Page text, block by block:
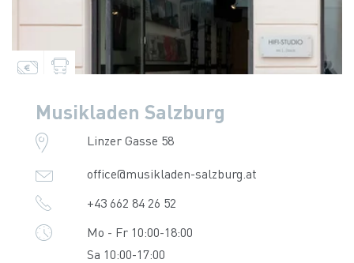
Musikladen Salzburg
Linzer Gasse 58
office@musikladen-salzburg.at
+43 662 84 26 52
Mo - Fr 10:00-18:00
Sa 10:00-17:00